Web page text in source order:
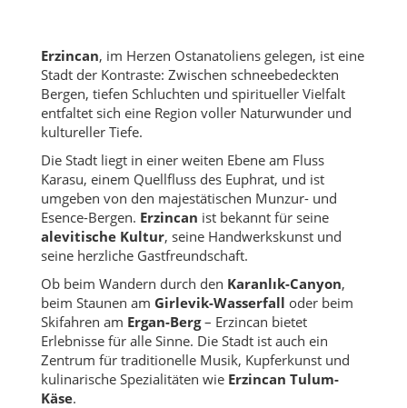
Erzincan, im Herzen Ostanatoliens gelegen, ist eine
Stadt der Kontraste: Zwischen schneebedeckten
Bergen, tiefen Schluchten und spiritueller Vielfalt
entfaltet sich eine Region voller Naturwunder und
kultureller Tiefe.
Die Stadt liegt in einer weiten Ebene am Fluss
Karasu, einem Quellfluss des Euphrat, und ist
umgeben von den majestätischen Munzur- und
Esence-Bergen. Erzincan ist bekannt für seine
alevitische Kultur, seine Handwerkskunst und
seine herzliche Gastfreundschaft.
Ob beim Wandern durch den Karanlık-Canyon,
beim Staunen am Girlevik-Wasserfall oder beim
Skifahren am Ergan-Berg– Erzincan bietet
Erlebnisse für alle Sinne. Die Stadt ist auch ein
Zentrum für traditionelle Musik, Kupferkunst und
kulinarische Spezialitäten wie Erzincan Tulum-
Käse.